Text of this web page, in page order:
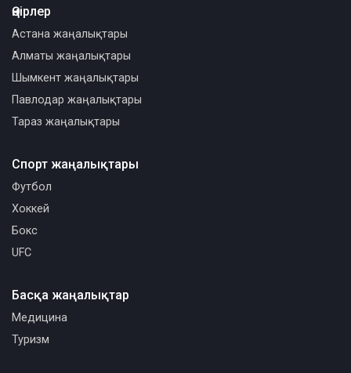
Өңірлер
Астана жаңалықтары
Алматы жаңалықтары
Шымкент жаңалықтары
Павлодар жаңалықтары
Тараз жаңалықтары
Спорт жаңалықтары
Футбол
Хоккей
Бокс
UFC
Басқа жаңалықтар
Медицина
Туризм